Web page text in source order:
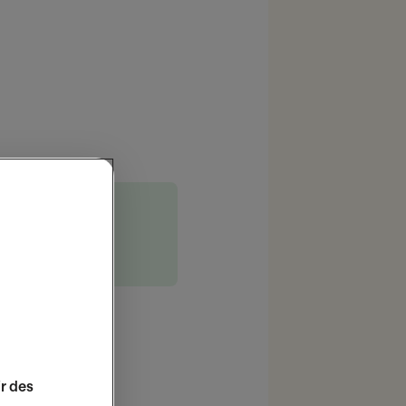
des